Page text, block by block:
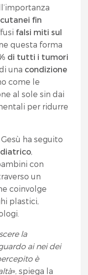
fin
falsi miti sul
questa forma
di tutti i tumori
una condizione
come le
al sole sin dai
per ridurre
ha seguito
,
con
un
coinvolge
plastici,
la
ai nei dei
è
», spiega la